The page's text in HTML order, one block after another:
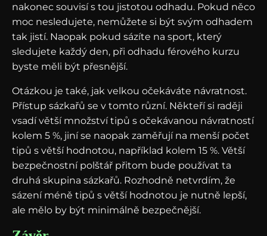
nakonec souvisí s tou jistotou odhadu. Pokud něco
moc nesledujete, nemůžete si být svým odhadem
tak jistí. Naopak pokud sázíte na sport, který
sledujete každý den, při odhadu férového kurzu
byste měli být přesnější.
Otázkou je také, jak velkou očekáváte návratnost.
Přístup sázkařů se v tomto různí. Někteří si raději
vsadí větší množství tipů s očekávanou návratností
kolem 5 %, jiní se naopak zaměřují na menší počet
tipů s větší hodnotou, například kolem 15 %. Větší
bezpečnostní polštář přitom bude používat ta
druhá skupina sázkařů. Rozhodně netvrdím, že
sázení méně tipů s větší hodnotou je nutně lepší,
ale mělo by být minimálně bezpečnější.